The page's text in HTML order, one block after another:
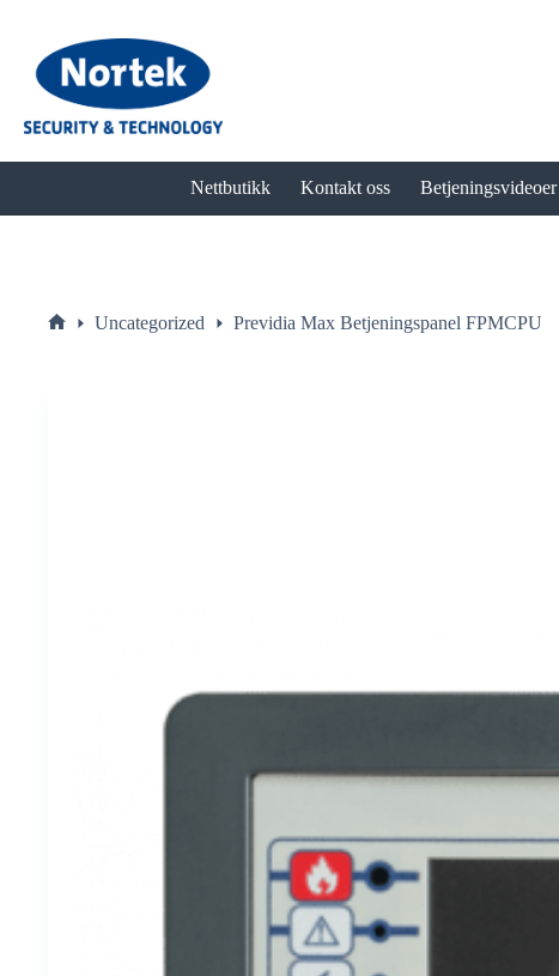
innholdet
Nettbutikk Kontakt oss Betjeningsvideoer
Uncategorized Previdia Max Betjeningspanel FPMCPU